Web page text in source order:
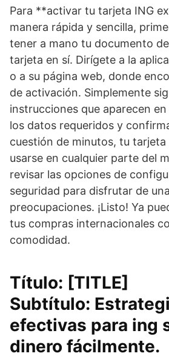
Para **activar tu tarjeta ING
manera rápida y sencilla,
tener a mano tu documento
tarjeta en sí. Dirígete a la
o a su página web, donde
de activación. Simplemente
instrucciones que aparecen
los datos requeridos y
cuestión de minutos, tu tarjeta
usarse en cualquier parte del
revisar las opciones de
seguridad para disfrutar de
preocupaciones. ¡Listo! Ya
tus compras internacionales
comodidad.
Título: [TITLE]
Subtítulo:
efectivas para ing
dinero fácilmente.